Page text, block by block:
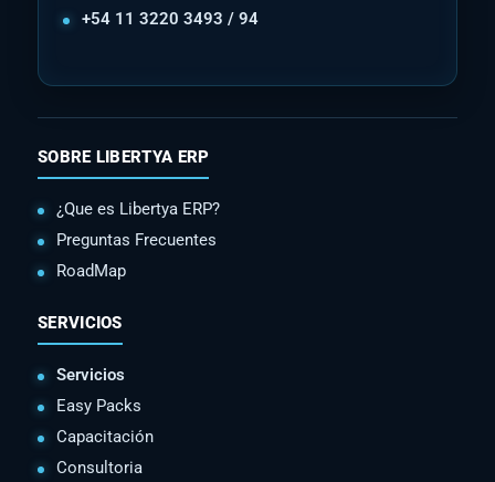
+54 11 3220 3493 / 94
SOBRE LIBERTYA ERP
¿Que es Libertya ERP?
Preguntas Frecuentes
RoadMap
SERVICIOS
Servicios
Easy Packs
Capacitación
Consultoria